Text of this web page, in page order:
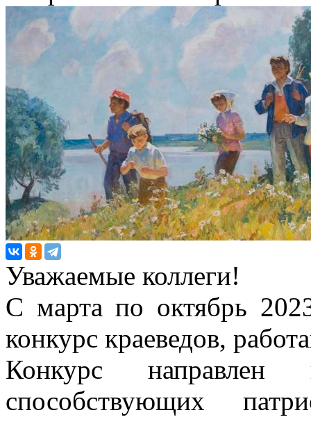
Уважаемые коллеги!
С марта по октябрь
конкурс краеведов,
Конкурс направлен
способствующих